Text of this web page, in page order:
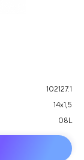
102127.1
14х1,5
08L